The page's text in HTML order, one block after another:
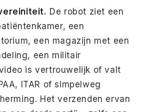
De robot ziet een
een
een magazijn met een
een militair
is vertrouwelijk of valt
ITAR of simpelweg
Het verzenden ervan